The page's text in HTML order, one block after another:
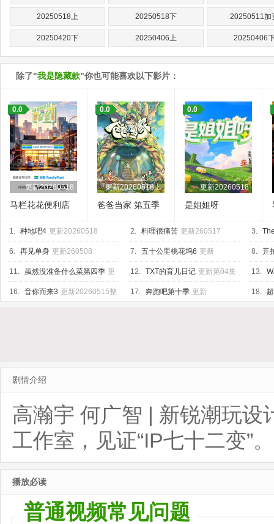
20250518上 20250518下 20250511加
20250420下 20250406上 20250406
除了"我是隐藏款"你也可能喜欢以下影片：
更新20260518
0.0
马栏花花便利店
更新20260518上
0.0
爸爸当家 第五季
更新20260518
0.0
是姐姐呀
1. 种地吧4 更新20260518 2. 料理很痛苦 更新260517 3.
6. 再见单身 更新260508 7. 五十公里桃花坞6 更新
20260518上
8. 开
04集
11. 虽然没准备什么菜第四季 更
新260515
12. TXT的育儿日记 更新第04集 13.
Base
16. 音你而来3 更新20260515整 17. 奔跑吧第十季 更新 18.
剧情介绍
高瀚宇 何广智 | 新锐潮玩设
工作室，见证“IP七十二变”。
播放必读
普通视频常见问题